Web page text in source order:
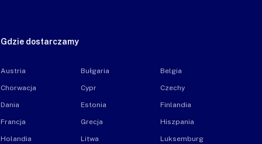
Gdzie dostarczamy
Austria Bułgaria Belgia
Chorwacja Cypr Czechy
Dania Estonia Finlandia
Francja Grecja Hiszpania
Holandia Litwa Luksemburg